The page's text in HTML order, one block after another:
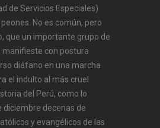
de Servicios Especiales)
No es común, pero
que un importante grupo de
manifieste con postura
diáfano en una marcha
el indulto al más cruel
del Perú, como lo
diciembre decenas de
y evangélicos de las